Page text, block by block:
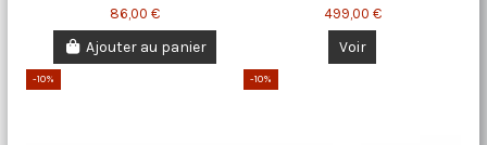
86,00 €
Ajouter au panier
499,00 €
Voir
-10% -10%